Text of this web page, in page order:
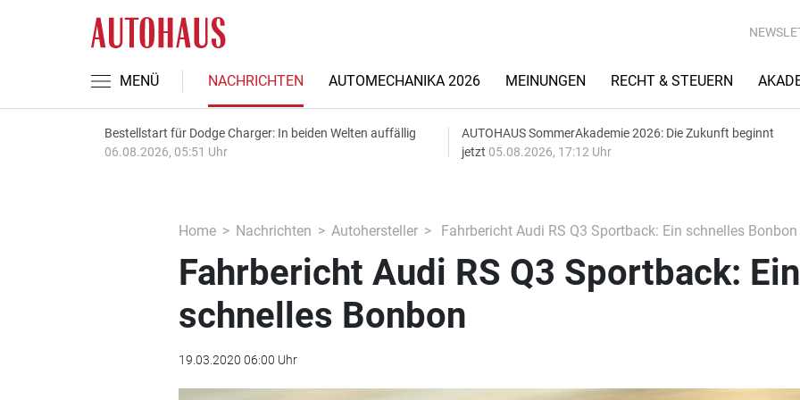
MENÜ NACHRICHTEN AUTOMECHANIKA 2026 MEINUNGEN RECHT & STEUERN
Bestellstart für Dodge Charger: In beiden Welten auffällig
06.08.2026, 05:51 Uhr
AUTOHAUS SommerAkademie 2026: Die Zukunft beginnt
jetzt 05.08.2026, 17:12 Uhr
Home Nachrichten Autohersteller Fahrbericht Audi RS Q3 Sportback: Ein schnelles Bonbon
Fahrbericht Audi RS Q3 Sportback: Ein
schnelles Bonbon
19.03.2020 06:00 Uhr